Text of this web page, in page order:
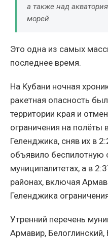
а также над
морей.
Это одна из самых
последнее время.
На Кубани ночная
ракетная опасность
территории края и
ограничения на полёты
Геленджика, сняв их в
объявило беспилотную
муниципалитетах, а в
районах, включая
Геленджика
Утренний перечень
Армавир,